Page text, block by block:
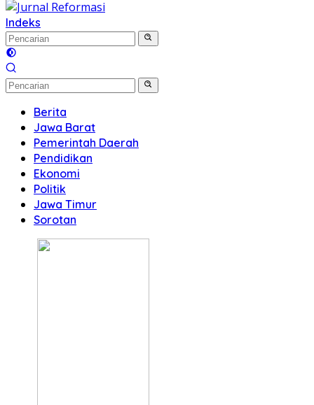
Indeks
Berita
Jawa Barat
Pemerintah Daerah
Pendidikan
Ekonomi
Politik
Jawa Timur
Sorotan